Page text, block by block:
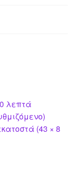
λεπτά
(43 × 8